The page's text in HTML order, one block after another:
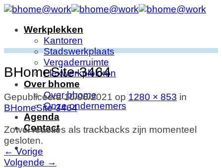
Ga
inhoudWerkplekken
Kantoren
Stadswerkplaats
Vergaderruimte
Flexwerkplekken
Over bhome
Over bhome
Onze ondernemers
Agenda
Contact
BHomeSite-3464
Gepubliceerd10/06/2021 op 1280 × 853 in
BHomeSite-3464
Zowel reacties als trackbacks zijn momenteel
gesloten.
← Vorige
Volgende →